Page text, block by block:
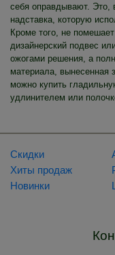
себя оправдывают. Это,
надставка, которую
Кроме того, не
дизайнерский подвес
ожогами решения, а
материала, вынесенная
можно купить
удлинителем или
Скидки
Хиты продаж
Новинки